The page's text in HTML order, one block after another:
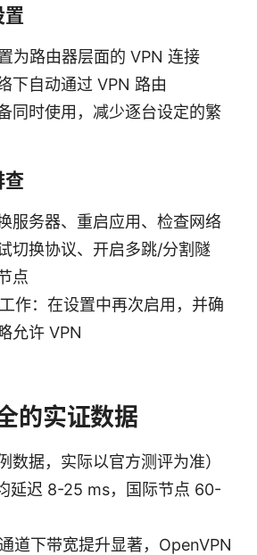
置
为路由器层面的 VPN 连接
下自动通过 VPN 路由
同时使用，减少逐台设定的繁
查
服务器、重启应用、检查网络
切换协议、开启多跳/分割隧
点
作：在设置中再次启用，并确
允许 VPN
的实证数据
数据，实际以官方测评为准）
延迟 8-25 ms，国际节点 60-
道下带宽提升显著，OpenVPN